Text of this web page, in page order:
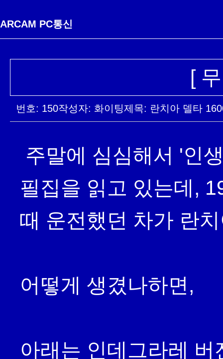
ARCAM PC통신
[
번호: 150작성자: 화이팅제목: 란치아 델타
필집을 읽고 있는데,
때 운전했던 차가 란
어떻게 생겼나하면,
아래는 인데그라레